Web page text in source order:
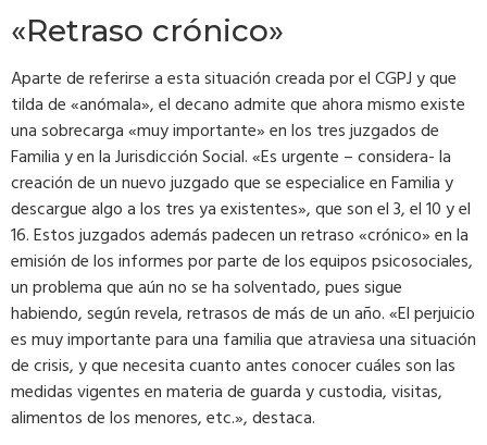
«Retraso crónico»
Aparte de referirse a esta situación creada por el CGPJ y que
tilda de «anómala», el decano admite que ahora mismo existe
una sobrecarga «muy importante» en los tres juzgados de
Familia y en la Jurisdicción Social. «Es urgente – considera- la
creación de un nuevo juzgado que se especialice en Familia y
descargue algo a los tres ya existentes», que son el 3, el 10 y el
16. Estos juzgados además padecen un retraso «crónico» en la
emisión de los informes por parte de los equipos psicosociales,
un problema que aún no se ha solventado, pues sigue
habiendo, según revela, retrasos de más de un año. «El perjuicio
es muy importante para una familia que atraviesa una situación
de crisis, y que necesita cuanto antes conocer cuáles son las
medidas vigentes en materia de guarda y custodia, visitas,
alimentos de los menores, etc.», destaca.